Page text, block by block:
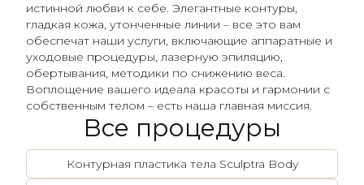
истинной любви к себе. Элегантные контуры,
гладкая кожа, утонченные линии – все это вам
обеспечат наши услуги, включающие аппаратные и
уходовые процедуры, лазерную эпиляцию,
обертывания, методики по снижению веса.
Воплощение вашего идеала красоты и гармонии с
собственным телом – есть наша главная миссия.
Все процедуры
Контурная пластика тела Sculptra Body